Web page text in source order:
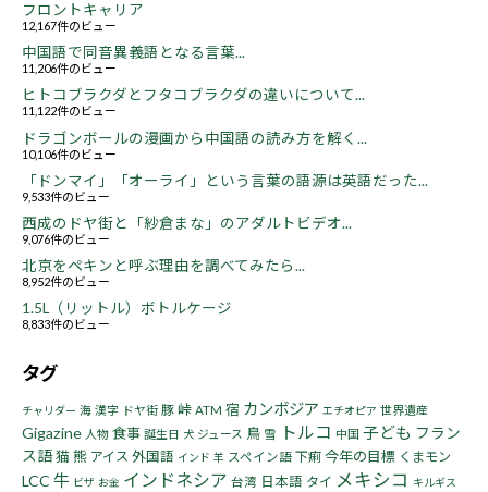
フロントキャリア
12,167件のビュー
中国語で同音異義語となる言葉...
11,206件のビュー
ヒトコブラクダとフタコブラクダの違いについて...
11,122件のビュー
ドラゴンボールの漫画から中国語の読み方を解く...
10,106件のビュー
「ドンマイ」「オーライ」という言葉の語源は英語だった...
9,533件のビュー
西成のドヤ街と「紗倉まな」のアダルトビデオ...
9,076件のビュー
北京をペキンと呼ぶ理由を調べてみたら...
8,952件のビュー
1.5L（リットル）ボトルケージ
8,833件のビュー
タグ
チャリダー 海 漢字 ドヤ街 豚 峠 ATM 宿 カンボジア エチオピア 世界遺産
Gigazine 人物 食事 誕生日 犬 ジュース 鳥 雪 トルコ 中国 子ども フラン
ス語猫熊 アイス 外国語 インド 羊 スペイン語 下痢 今年の目標 くまモン
LCC 牛 ビザ お金 インドネシア 台湾 日本語 タイ メキシコ キルギス